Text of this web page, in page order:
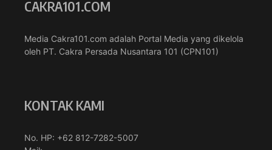
CAKRA101.COM
Media Cakra101.com adalah Portal Media yang dikelola
oleh PT. Cakra Persada Nusantara 101 (CPN101)
KONTAK KAMI
No. HP: +62 812-7282-5007